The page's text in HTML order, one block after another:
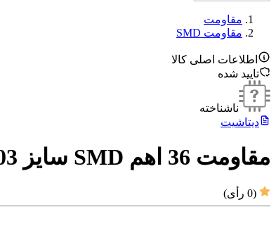
مقاومت‌
مقاومت SMD
اطلاعات اصلی کالا
تایید شده
ناشناخته
دیتاشیت
مقاومت 36 اهم SMD سایز 0603
(
0 رأی)